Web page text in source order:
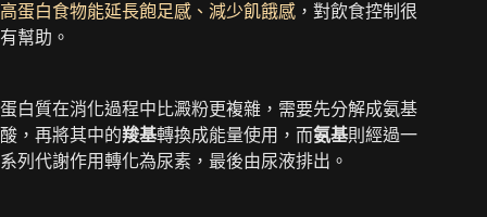
高蛋白食物能延長飽足感、減少飢餓感 ，對飲食控制很
有幫助。
蛋白質在消化過程中比澱粉更複雜，需要先分解成氨基
酸，再將其中的羧基轉換成能量使用，而氨基則經過一
系列代謝作用轉化為尿素，最後由尿液排出。